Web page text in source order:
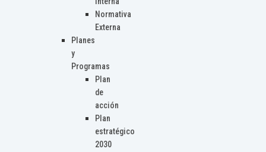
Normativa
Externa
Planes
y
Programas
Plan
de
acción
Plan
estratégico
2030